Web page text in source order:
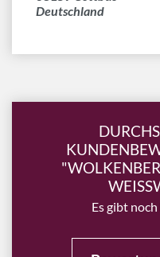
Deutschland
Es gibt